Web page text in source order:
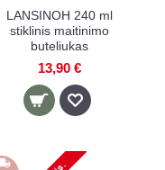
LANSINOH 240 ml
stiklinis maitinimo
buteliukas
13,90 €